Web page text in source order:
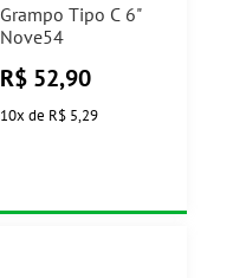
Grampo Tipo C 6"
Nove54
R$ 52,90
10x de R$ 5,29